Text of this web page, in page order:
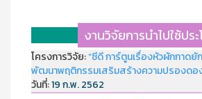
งานวิจัยการนำไปใช้ปร
โครงการวิจัย:“ซีดี การ์ตูนเรื่องหัวผักกาดยั
พัฒนาพฤติกรรมเสริมสร้างความปรองดอ
วันที่:19 ก.พ. 2562